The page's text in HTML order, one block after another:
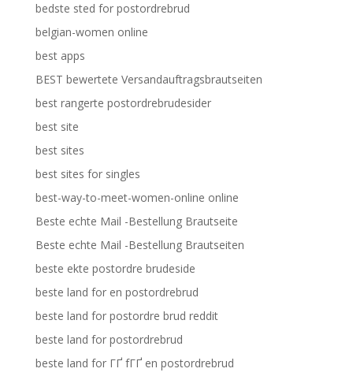
bedste sted for postordrebrud
belgian-women online
best apps
BEST bewertete Versandauftragsbrautseiten
best rangerte postordrebrudesider
best site
best sites
best sites for singles
best-way-to-meet-women-online online
Beste echte Mail -Bestellung Brautseite
Beste echte Mail -Bestellung Brautseiten
beste ekte postordre brudeside
beste land for en postordrebrud
beste land for postordre brud reddit
beste land for postordrebrud
beste land for ГҐ fГҐ en postordrebrud